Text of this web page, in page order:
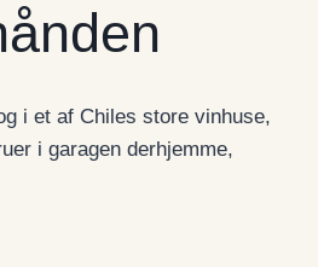
i et af Chiles store vinhuse,
i garagen derhjemme,